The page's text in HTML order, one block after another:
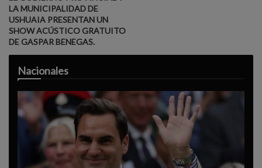
LA MUNICIPALIDAD DE
USHUAIA PRESENTAN UN
SHOW ACÚSTICO GRATUITO
DE GASPAR BENEGAS.
Nacionales